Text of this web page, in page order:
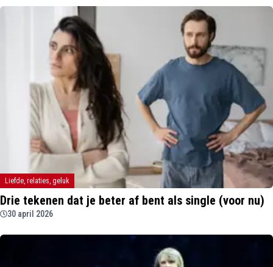
Liefde, relaties, geluk
Drie tekenen dat je beter af bent als single (voor nu)
30 april 2026